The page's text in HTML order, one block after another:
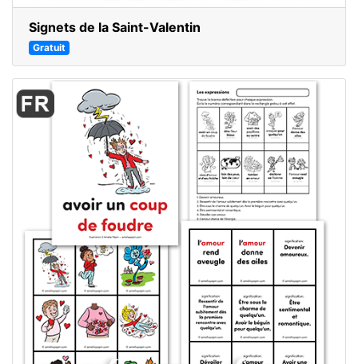
Signets de la Saint-Valentin
Gratuit